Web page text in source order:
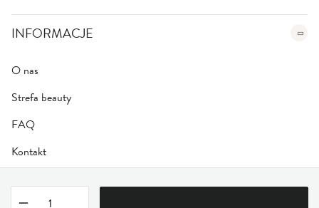
INFORMACJE
O nas
Strefa beauty
FAQ
Kontakt